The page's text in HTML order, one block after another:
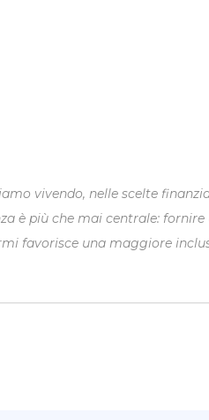
Un libro per acquisire una
dinamiche in un’ottica di